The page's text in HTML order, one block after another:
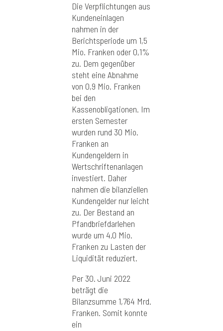
Die Verpflichtungen aus
Kundeneinlagen
nahmen in der
Berichtsperiode um 1,5
Mio. Franken oder 0,1%
zu. Dem gegenüber
steht eine Abnahme
von 0,9 Mio. Franken
bei den
Kassenobligationen. Im
ersten Semester
wurden rund 30 Mio.
Franken an
Kundengeldern in
Wertschriftenanlagen
investiert. Daher
nahmen die bilanziellen
Kundengelder nur leicht
zu. Der Bestand an
Pfandbriefdarlehen
wurde um 4,0 Mio.
Franken zu Lasten der
Liquidität reduziert.
Per 30. Juni 2022
beträgt die
Bilanzsumme 1,764 Mrd.
Franken. Somit konnte
ein